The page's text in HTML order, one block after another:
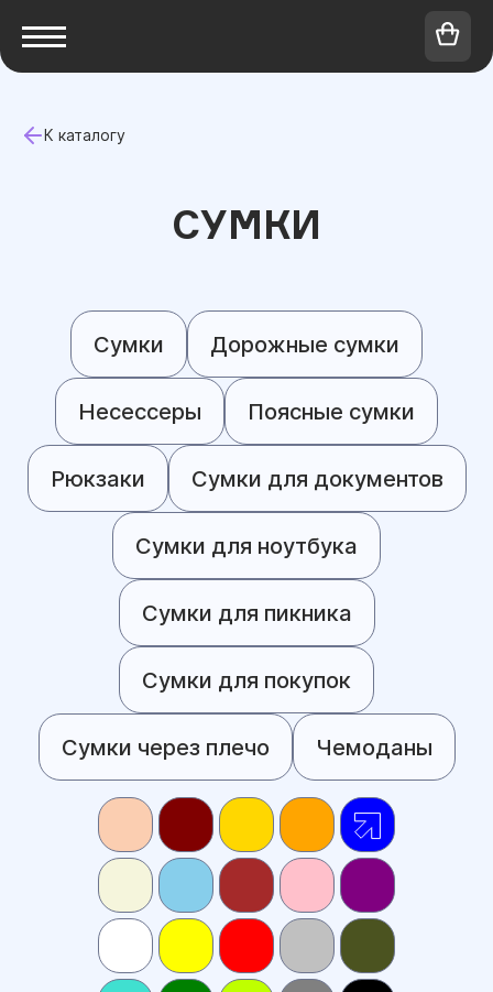
К каталогу
СУМКИ
Сумки Дорожные сумки
Несессеры Поясные сумки
Рюкзаки Сумки для документов
Сумки для ноутбука
Сумки для пикника
Сумки для покупок
Сумки через плечо Чемоданы